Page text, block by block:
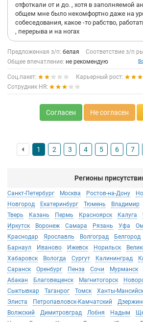
отфоткали от и до. , хотя в заполняемой
общем мне было некомфортно даже на
собеседования, какое -то рабство,
, перерыва и на ногах
Предложенная з/п: белая Соответствие з/п
Общее впечатление: не рекомендую
Соц.пакет:
Карьерный рост:
Сотрудник HR:
Согласен Не согласен
1 2 3 4 5 6 7
Регионы
Санкт-Петербург Москва Ростов-на-Дону
Новгород
Екатеринбург Тюмень Владимир
Тверь
Казань Пермь Красноярск Калуга
Иркутск
Воронеж Самара Рязань Уфа
Краснодар
Ярославль Волгоград Белгород
Барнаул
Иваново Ижевск Норильск
Хабаровск
Вологда Сургут Калининград
Саранск
Оренбург Пенза Сочи Мурманск
Абакан
Благовещенск Магнитогорск
Сыктывкар
Таганрог Томск Ханты-
Элиста
Петропавловск-Камчатский
Волжский
Димитровград Лобня Надым